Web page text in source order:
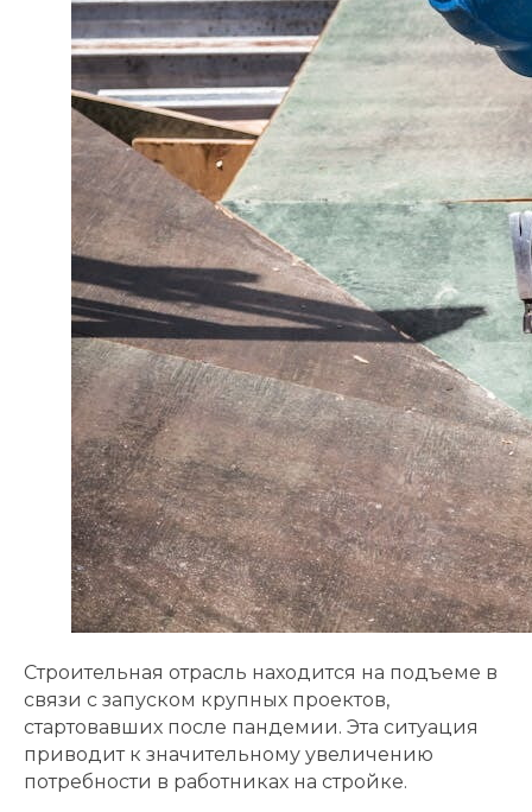
Строительная отрасль находится на подъеме в
связи с запуском крупных проектов,
стартовавших после пандемии. Эта ситуация
приводит к значительному увеличению
потребности в работниках на стройке.